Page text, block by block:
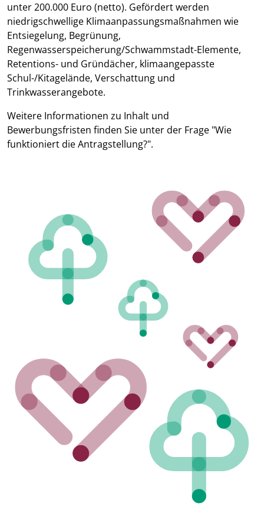
unter 200.000 Euro (netto). Gefördert werden
niedrigschwellige Klimaanpassungsmaßnahmen wie
Entsiegelung, Begrünung,
Regenwasserspeicherung/Schwammstadt-Elemente,
Retentions- und Gründächer, klimaangepasste
Schul-/Kitagelände, Verschattung und
Trinkwasserangebote.
Weitere Informationen zu Inhalt und
Bewerbungsfristen finden Sie unter der Frage "Wie
funktioniert die Antragstellung?".